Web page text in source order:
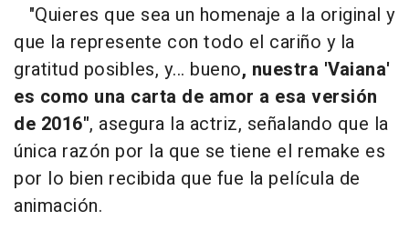
"Quieres que sea un homenaje a la original y
que la represente con todo el cariño y la
gratitud posibles, y... bueno, nuestra 'Vaiana'
es como una carta de amor a esa versión
de 2016", asegura la actriz, señalando que la
única razón por la que se tiene el remake es
por lo bien recibida que fue la película de
animación.